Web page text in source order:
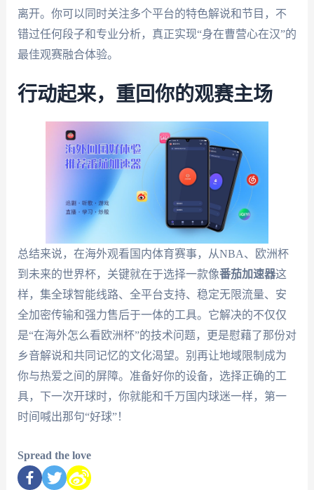
离开。你可以同时关注多个平台的特色解说和节目，不
错过任何段子和专业分析，真正实现“身在曹营心在汉”的
最佳观赛融合体验。
行动起来，重回你的观赛主场
总结来说，在海外观看国内体育赛事，从NBA、欧洲杯
到未来的世界杯，关键就在于选择一款像番茄加速器这
样，集全球智能线路、全平台支持、稳定无限流量、安
全加密传输和强力售后于一体的工具。它解决的不仅仅
是“在海外怎么看欧洲杯”的技术问题，更是慰藉了那份对
乡音解说和共同记忆的文化渴望。别再让地域限制成为
你与热爱之间的屏障。准备好你的设备，选择正确的工
具，下一次开球时，你就能和千万国内球迷一样，第一
时间喊出那句“好球”！
Spread the love